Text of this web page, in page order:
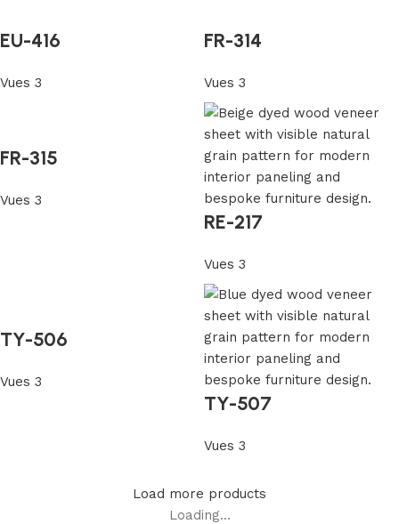
EU-416
Vues 3
FR-314
Vues 3
FR-315
Vues 3
RE-217
Vues 3
TY-506
Vues 3
TY-507
Vues 3
Load more products
Loading...